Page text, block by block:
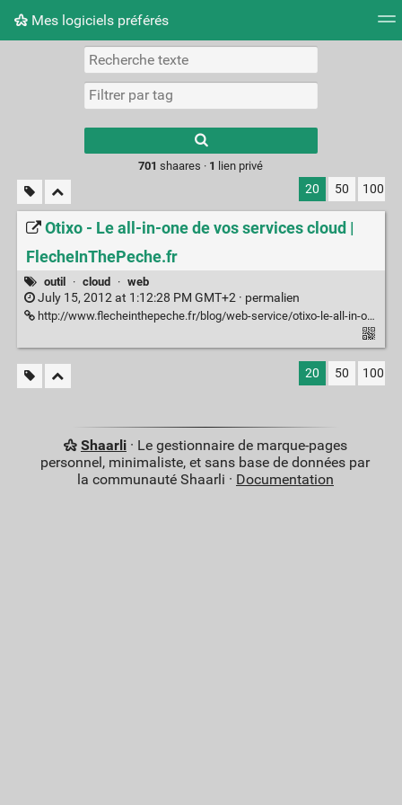
Mes logiciels préférés
Nuage de tags Mur d'images
results.
701 shaares · 1 lien privé
20 50 100
Otixo - Le all-in-one de vos services cloud |
FlecheInThePeche.fr
outil · cloud · web
July 15, 2012 at 1:12:28 PM GMT+2 · permalien
http://www.flecheinthepeche.fr/blog/web-service/otixo-le-all-in-one-de-vos-services-cloud.html
20 50 100
Shaarli· Le gestionnaire de marque-pages
personnel, minimaliste, et sans base de données par
la communauté Shaarli · Documentation